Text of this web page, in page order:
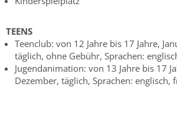
TEENS
Teenclub: von 12 Jahre bis 17 Jahre,
täglich, ohne Gebühr, Sprachen:
Jugendanimation: von 13 Jahre bis 17
Dezember, täglich, Sprachen: englisch,